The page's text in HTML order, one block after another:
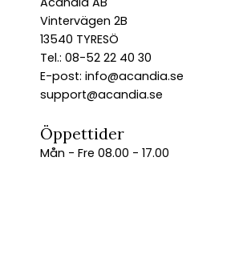
Vintervägen 2B
13540 TYRESÖ
Tel.: 08-52 22 40 30
E-post: info@acandia.se
support@acandia.se
Öppettider
Mån - Fre 08.00 - 17.00